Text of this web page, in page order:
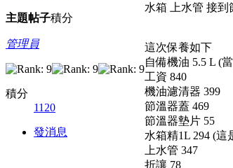
主題帖子積分
管理員
積分
1120
發消息
水箱 上水管 接到
這次保養如下
自備機油 5.5 L (
工資 840
機油濾清器 399
節溫器蓋 469
節溫器墊片 55
水箱精1L 294 (
上水管 347
折讓 78